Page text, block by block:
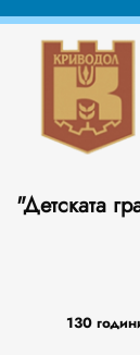
"Детската
130